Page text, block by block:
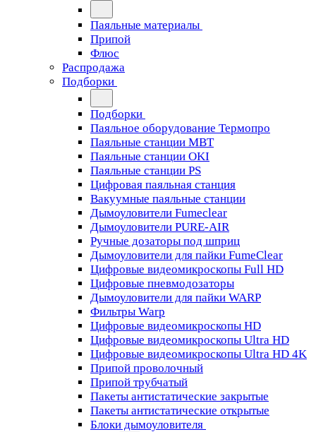
Паяльные материалы
Припой
Флюс
Распродажа
Подборки
Подборки
Паяльное оборудование Термопро
Паяльные станции MBT
Паяльные станции OKI
Паяльные станции PS
Цифровая паяльная станция
Вакуумные паяльные станции
Дымоуловители Fumeclear
Дымоуловители PURE-AIR
Ручные дозаторы под шприц
Дымоуловители для пайки FumeClear
Цифровые видеомикроскопы Full HD
Цифровые пневмодозаторы
Дымоуловители для пайки WARP
Фильтры Warp
Цифровые видеомикроскопы HD
Цифровые видеомикроскопы Ultra HD
Цифровые видеомикроскопы Ultra HD 4K
Припой проволочный
Припой трубчатый
Пакеты антистатические закрытые
Пакеты антистатические открытые
Блоки дымоуловителя